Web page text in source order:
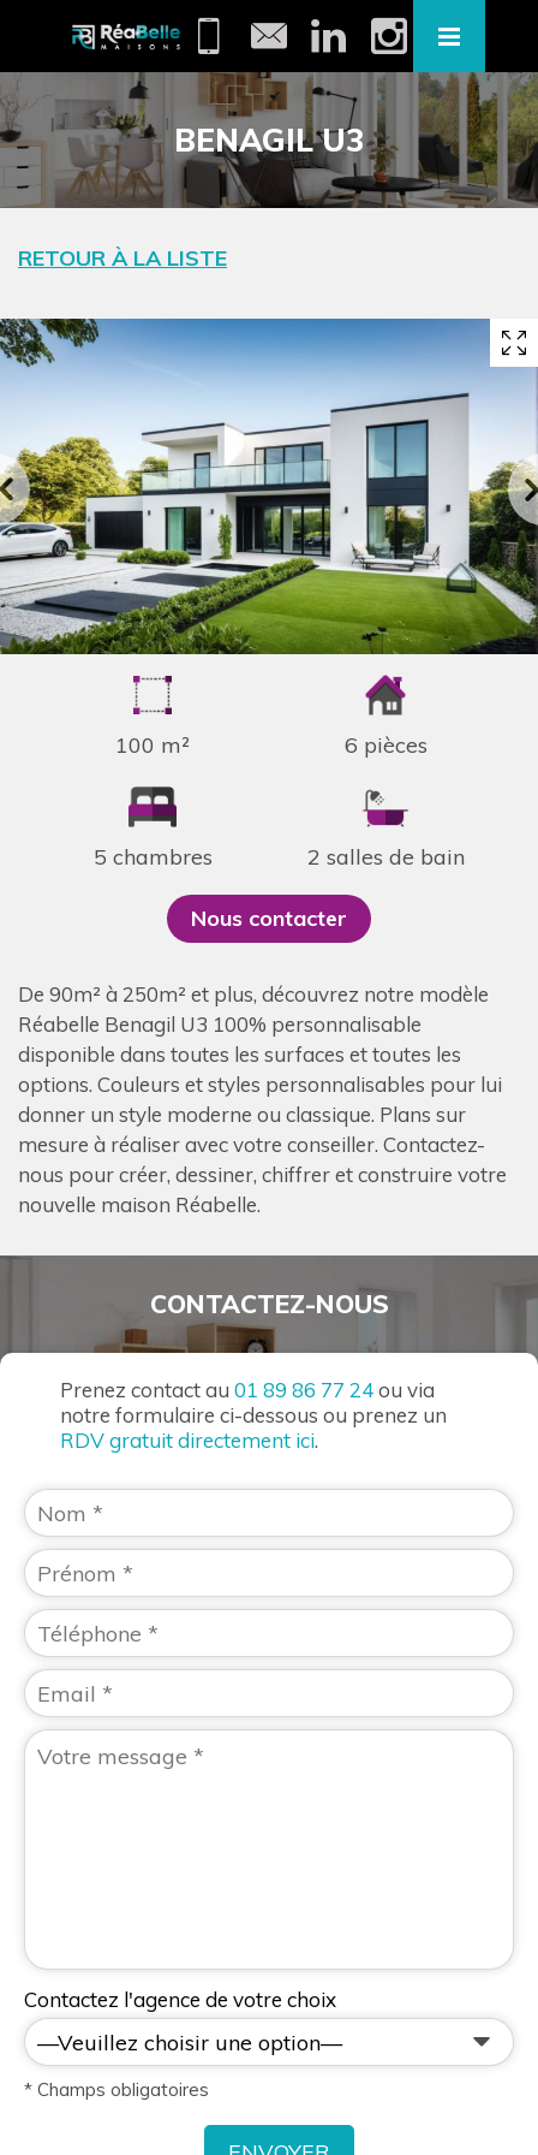
BENAGIL U3
RETOUR À LA LISTE
100 m² 6 pièces
5 chambres 2 salles de bain
Nous contacter
De 90m² à 250m² et plus, découvrez notre modèle
Réabelle Benagil U3 100% personnalisable
disponible dans toutes les surfaces et toutes les
options. Couleurs et styles personnalisables pour lui
donner un style moderne ou classique. Plans sur
mesure à réaliser avec votre conseiller. Contactez-
nous pour créer, dessiner, chiffrer et construire votre
nouvelle maison Réabelle.
CONTACTEZ-NOUS
Prenez contact au 01 89 86 77 24ou via
notre formulaire ci-dessous ou prenez un
RDV gratuit directement ici.
Contactez l'agence de votre choix
* Champs obligatoires